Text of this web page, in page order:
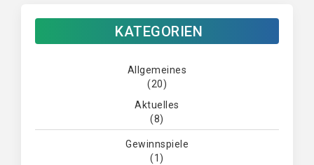
KATEGORIEN
Allgemeines
(20)
Aktuelles
(8)
Gewinnspiele
(1)